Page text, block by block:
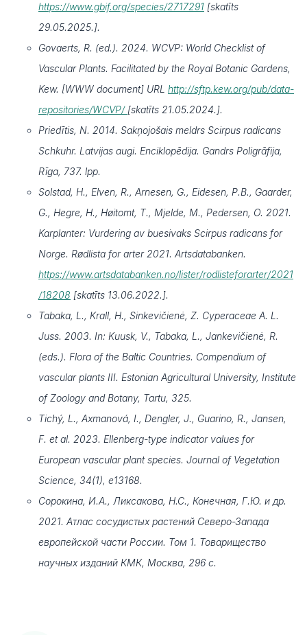
https://www.gbif.org/species/2717291 [skatīts
29.05.2025.].
Govaerts, R. (ed.). 2024. WCVP: World Checklist of
Vascular Plants. Facilitated by the Royal Botanic Gardens,
Kew. [WWW document] URL http://sftp.kew.org/pub/data-
repositories/WCVP/ [skatīts 21.05.2024.].
Priedītis, N. 2014. Sakņojošais meldrs Scirpus radicans
Schkuhr. Latvijas augi. Enciklopēdija. Gandrs Poligrāfija,
Rīga, 737. lpp.
Solstad, H., Elven, R., Arnesen, G., Eidesen, P.B., Gaarder,
G., Hegre, H., Høitomt, T., Mjelde, M., Pedersen, O. 2021.
Karplanter: Vurdering av buesivaks Scirpus radicans for
Norge. Rødlista for arter 2021. Artsdatabanken.
https://www.artsdatabanken.no/lister/rodlisteforarter/2021
/18208 [skatīts 13.06.2022.].
Tabaka, L., Krall, H., Sinkevičienė, Z. Cyperaceae A. L.
Juss. 2003. In: Kuusk, V., Tabaka, L., Jankevičienė, R.
(eds.). Flora of the Baltic Countries. Compendium of
vascular plants III. Estonian Agricultural University, Institute
of Zoology and Botany, Tartu, 325.
Tichý, L., Axmanová, I., Dengler, J., Guarino, R., Jansen,
F. et al. 2023. Ellenberg-type indicator values for
European vascular plant species. Journal of Vegetation
Science, 34(1), e13168.
Сорокина, И.А., Ликсакова, Н.С., Конечная, Г.Ю. и др.
2021. Атлас сосудистых растений Северо-Запада
европейской части России. Том 1. Товарищество
научных изданий КМК, Москва, 296 с.